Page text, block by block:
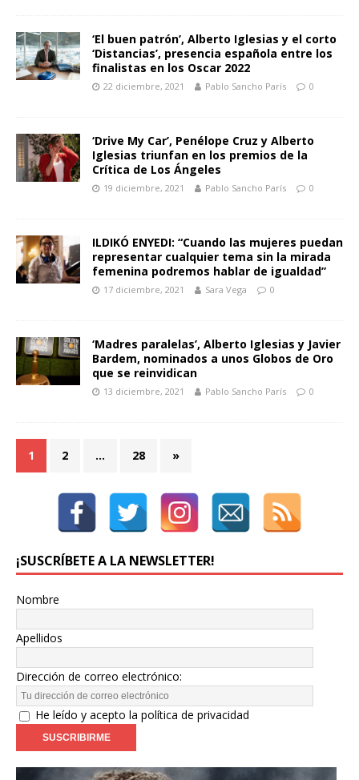
‘El buen patrón’, Alberto Iglesias y el corto
‘Distancias’, presencia española entre los
finalistas en los Oscar 2022
22 diciembre, 2021 Pablo Sancho París 0
‘Drive My Car’, Penélope Cruz y Alberto
Iglesias triunfan en los premios de la
Crítica de Los Ángeles
19 diciembre, 2021 Pablo Sancho París 0
ILDIKÓ ENYEDI: “Cuando las mujeres puedan
representar cualquier tema sin la mirada
femenina podremos hablar de igualdad”
17 diciembre, 2021 Sara Vega 0
‘Madres paralelas’, Alberto Iglesias y Javier
Bardem, nominados a unos Globos de Oro
que se reinvidican
13 diciembre, 2021 Pablo Sancho París 0
1 2 … 28 »
¡SUSCRÍBETE A LA NEWSLETTER!
Nombre
Apellidos
Dirección de correo electrónico:
He leído y acepto la política de privacidad